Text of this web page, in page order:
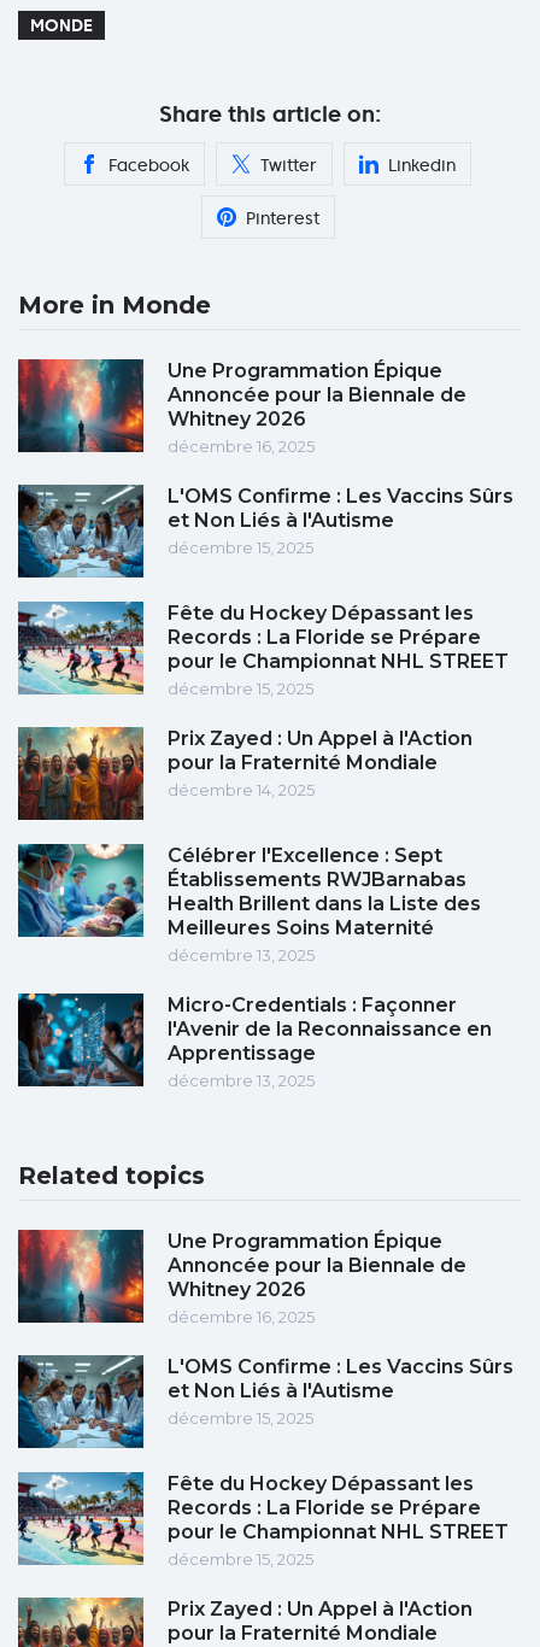
MONDE
Share this article on:
Facebook Twitter Linkedin
Pinterest
More in Monde
Une Programmation Épique
Annoncée pour la Biennale de
Whitney 2026
décembre 16, 2025
L'OMS Confirme : Les Vaccins Sûrs
et Non Liés à l'Autisme
décembre 15, 2025
Fête du Hockey Dépassant les
Records : La Floride se Prépare
pour le Championnat NHL STREET
décembre 15, 2025
Prix Zayed : Un Appel à l'Action
pour la Fraternité Mondiale
décembre 14, 2025
Célébrer l'Excellence : Sept
Établissements RWJBarnabas
Health Brillent dans la Liste des
Meilleures Soins Maternité
décembre 13, 2025
Micro-Credentials : Façonner
l'Avenir de la Reconnaissance en
Apprentissage
décembre 13, 2025
Related topics
Une Programmation Épique
Annoncée pour la Biennale de
Whitney 2026
décembre 16, 2025
L'OMS Confirme : Les Vaccins Sûrs
et Non Liés à l'Autisme
décembre 15, 2025
Fête du Hockey Dépassant les
Records : La Floride se Prépare
pour le Championnat NHL STREET
décembre 15, 2025
Prix Zayed : Un Appel à l'Action
pour la Fraternité Mondiale